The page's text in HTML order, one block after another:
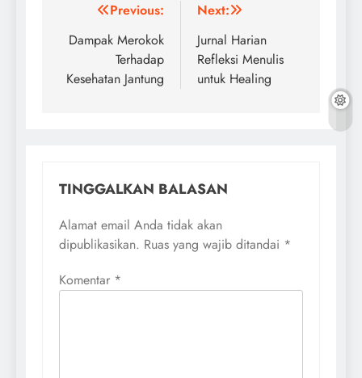
Navigasi
pos
Previous:
Dampak Merokok
Terhadap
Kesehatan Jantung
Next:
Jurnal Harian
Refleksi Menulis
untuk Healing
TINGGALKAN BALASAN
Alamat email Anda tidak akan
dipublikasikan. Ruas yang wajib ditandai *
Komentar *